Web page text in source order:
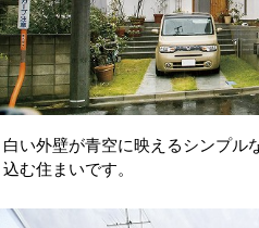
白い外壁が青空に映えるシンプル
込む住まいです。